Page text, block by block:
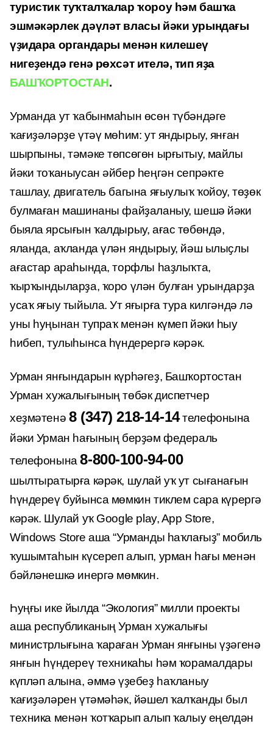
туристик туҡталҡалар ҡороу һәм башҡа
эшмәкәрлек дәүләт власы йәки урындағы
үҙидара органдары менән килешеү
нигеҙендә генә рөхсәт ителә, тип яҙа
БАШҠОРТОСТАН.
Урманда ут ҡабынмаһын өсөн түбәндәге
ҡағиҙәләрҙе үтәү мөһим: ут яндырыу, янған
шырпыны, тәмәке төпсөгөн ырғытыу, майлы
йәки тоҡаныусан әйбер һеңгән сепрәкте
ташлау, двигатель багына яғыулыҡ ҡойоу, төҙөк
булмаған машинаны файҙаланыу, шешә йәки
быяла ярсығын ҡалдырыу, ағас төбөндә,
яланда, аҡланда үлән яндырыу, йәш ылыҫлы
ағастар араһында, торфлы һаҙлыҡта,
ҡырҡындыларҙа, ҡоро үлән булған урындарҙа
усаҡ яғыу тыйыла. Ут яғырға тура килгәндә лә
уны һуңынан тупраҡ менән күмеп йәки һыу
һибеп, тулыһынса һүндерергә кәрәк.
Урман янғындарын күрһәгеҙ, Башҡортостан
Урман хужалығының төбәк диспетчер
хеҙмәтенә 8 (347) 218-14-14телефонына
йәки Урман һағының берҙәм федераль
телефонына8-800-100-94-00
шылтыратырға кәрәк, шулай уҡ ут сығанағын
һүндереү буйынса мөмкин тиклем сара күрергә
кәрәк. Шулай уҡ Google play, App Store,
Windows Store аша “Урманды һаҡлағыҙ” мобиль
ҡушымтаһын күсереп алып, урман һағы менән
бәйләнешкә инергә мөмкин.
Һуңғы ике йылда “Экология” милли проекты
аша республиканың Урман хужалығы
министрлығына ҡараған Урман янғыны үҙәгенә
янғын һүндереү техникаһы һәм ҡорамалдары
күпләп алына, әммә үҙебеҙ һаҡланыу
ҡағиҙәләрен үтәмәһәк, йәшел ҡалҡанды был
техника менән ҡотҡарып алып ҡалыу еңелдән